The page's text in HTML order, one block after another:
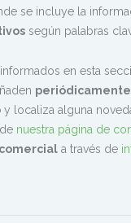
se incluye la
según palabras
en esta
periódicamente
y localiza alguna
nuestra página de
a través de